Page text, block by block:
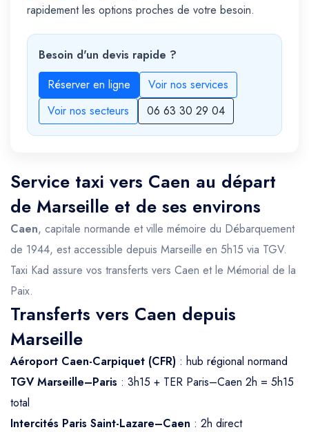
rapidement les options proches de votre besoin.
Besoin d'un devis rapide ?
Réserver en ligne
Voir nos services
Voir nos secteurs
06 63 30 29 04
Service taxi vers Caen au départ
de Marseille et de ses environs
Caen, capitale normande et ville mémoire du Débarquement
de 1944, est accessible depuis Marseille en 5h15 via TGV.
Taxi Kad assure vos transferts vers Caen et le Mémorial de la
Paix.
Transferts vers Caen depuis
Marseille
Aéroport Caen-Carpiquet (CFR) : hub régional normand
TGV Marseille–Paris : 3h15 + TER Paris–Caen 2h = 5h15
total
Intercités Paris Saint-Lazare–Caen : 2h direct